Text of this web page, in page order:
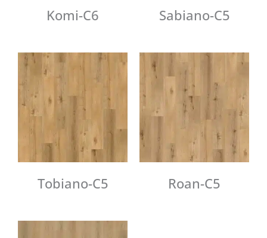
Komi-C6 Sabiano-C5
Tobiano-C5 Roan-C5